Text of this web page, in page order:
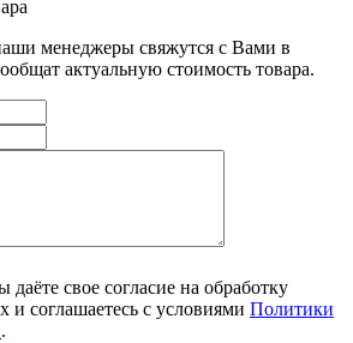
менеджеры свяжутся с Вами в
актуальную стоимость товара.
свое согласие на обработку
и соглашаетесь с условиями Политики
.